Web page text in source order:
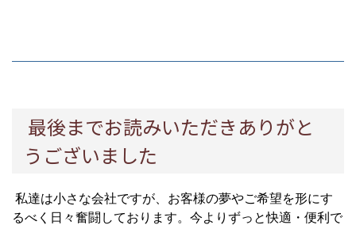
最後までお読みいただきありがと
うございました
私達は小さな会社ですが、お客様の夢やご希望を形にす
るべく日々奮闘しております。今よりずっと快適・便利で